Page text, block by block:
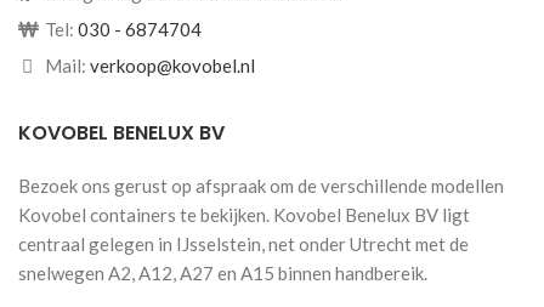
Tel: 030 - 6874704
Mail: verkoop@kovobel.nl
KOVOBEL BENELUX BV
Bezoek ons gerust op afspraak om de verschillende modellen
Kovobel containers te bekijken. Kovobel Benelux BV ligt
centraal gelegen in IJsselstein, net onder Utrecht met de
snelwegen A2, A12, A27 en A15 binnen handbereik.